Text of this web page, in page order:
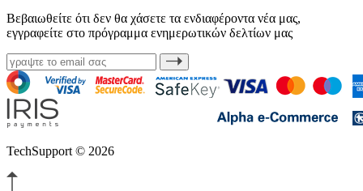
Βεβαιωθείτε ότι δεν θα χάσετε τα ενδιαφέροντα νέα μας,
εγγραφείτε στο πρόγραμμα ενημερωτικών δελτίων μας
TechSupport © 2026